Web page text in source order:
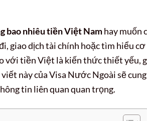
bao nhiêu tiền Việt Namhay muốn
giao dịch tài chính hoặc tìm hiểu
với tiền Việt là kiến thức thiết yếu,
này của Visa Nước Ngoài sẽ
tin liên quan quan trọng.